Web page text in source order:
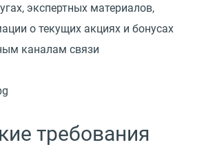
экспертных материалов,
о текущих акциях и бонусах
каналам связи
требования